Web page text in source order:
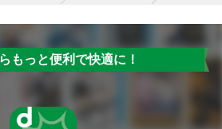
もっと便利で快適に！